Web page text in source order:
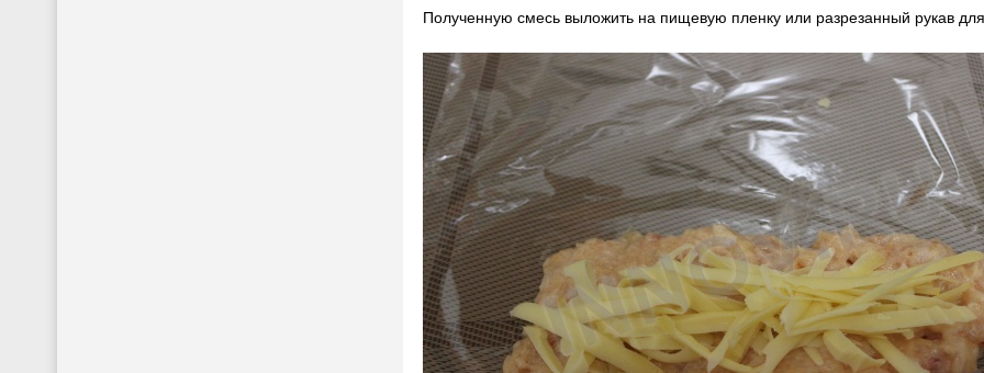
Полученную смесь выложить на пищевую пленку или разрезанный рукав